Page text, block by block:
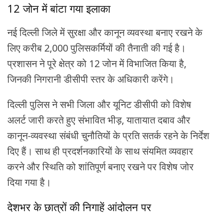
12 जोन में बांटा गया इलाका
नई दिल्ली जिले में सुरक्षा और कानून व्यवस्था बनाए रखने के
लिए करीब 2,000 पुलिसकर्मियों की तैनाती की गई है।
प्रशासन ने पूरे क्षेत्र को 12 जोन में विभाजित किया है,
जिनकी निगरानी डीसीपी स्तर के अधिकारी करेंगे।
दिल्ली पुलिस ने सभी जिला और यूनिट डीसीपी को विशेष
अलर्ट जारी करते हुए संभावित भीड़, यातायात दबाव और
कानून-व्यवस्था संबंधी चुनौतियों के प्रति सतर्क रहने के निर्देश
दिए हैं। साथ ही प्रदर्शनकारियों के साथ संयमित व्यवहार
करने और स्थिति को शांतिपूर्ण बनाए रखने पर विशेष जोर
दिया गया है।
देशभर के छात्रों की निगाहें आंदोलन पर